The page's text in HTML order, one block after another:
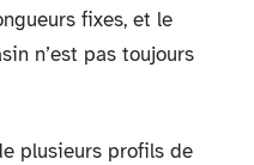
fixes, et le
n’est pas toujours
plusieurs profils de